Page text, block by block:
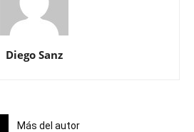
Diego Sanz
Más del autor